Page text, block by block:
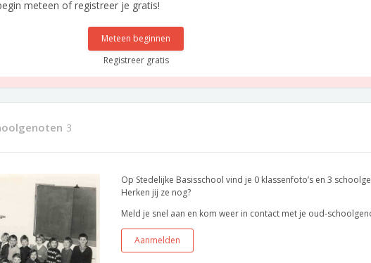
meteen of registreer je gratis!
Meteen beginnen
Registreer gratis
3
Op Stedelijke Basisschool vind je 0 klassenfoto’s en 3
Herken jij ze nog?
Meld je snel aan en kom weer in contact met je oud-
Aanmelden